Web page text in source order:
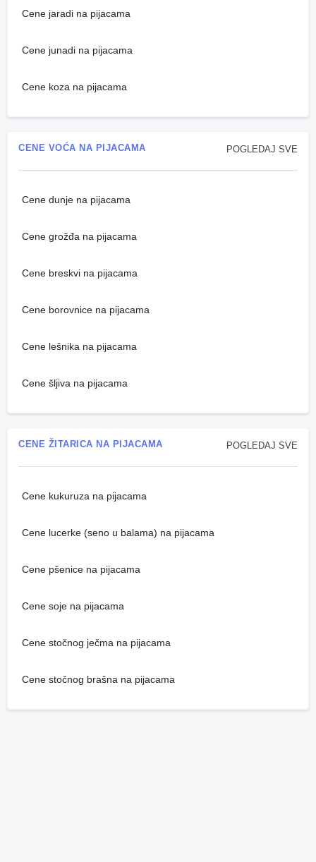
Cene jaradi na pijacama
Cene junadi na pijacama
Cene koza na pijacama
POGLEDAJ SVE
CENE VOĆA NA PIJACAMA
Cene dunje na pijacama
Cene grožđa na pijacama
Cene breskvi na pijacama
Cene borovnice na pijacama
Cene lešnika na pijacama
Cene šljiva na pijacama
POGLEDAJ SVE
CENE ŽITARICA NA PIJACAMA
Cene kukuruza na pijacama
Cene lucerke (seno u balama) na pijacama
Cene pšenice na pijacama
Cene soje na pijacama
Cene stočnog ječma na pijacama
Cene stočnog brašna na pijacama